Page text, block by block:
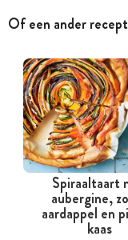
Of een ander
Spiraaltaart
aubergine,
aardappel en
kaas